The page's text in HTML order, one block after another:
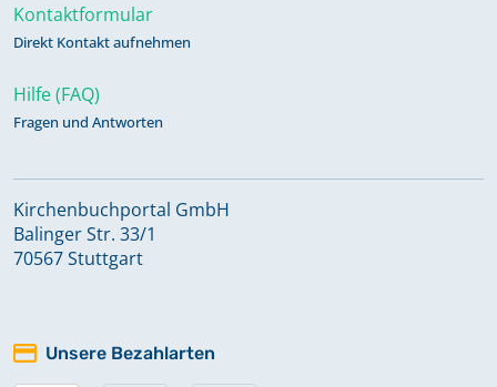
Kontaktformular
Direkt Kontakt aufnehmen
Hilfe (FAQ)
Fragen und Antworten
Kirchenbuchportal GmbH
Balinger Str. 33/1
70567 Stuttgart
Unsere Bezahlarten